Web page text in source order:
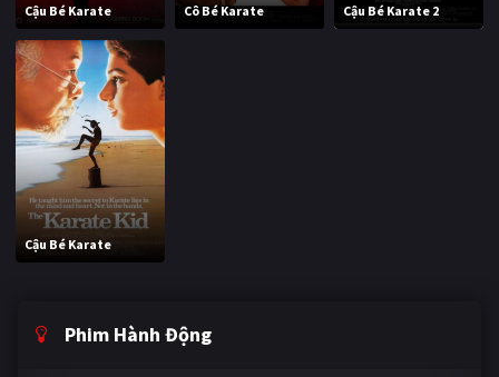
Cậu Bé Karate Cô Bé Karate Cậu Bé Karate 2
Cậu Bé Karate
Phim Hành Động